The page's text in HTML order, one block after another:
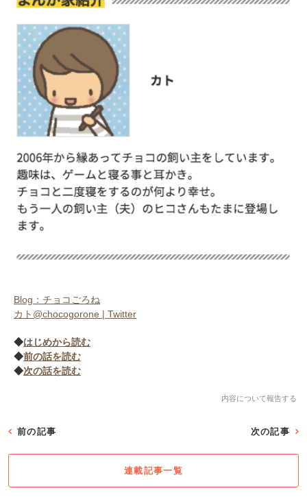
Blog：チョコごろね
カト@chocogorone | Twitter
◆はじめから読む
◆前の話を読む
◆次の話を読む
内容について報告する
前の記事 次の記事
連載記事一覧